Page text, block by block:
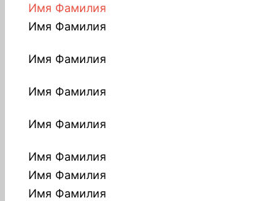
Имя Фамилия
Имя Фамилия
Имя Фамилия
Имя Фамилия
Имя Фамилия
Имя Фамилия
Имя Фамилия
Имя Фамилия